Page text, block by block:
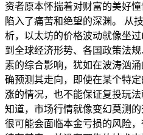
资者原本怀揣着对财富的美好
陷入了痛苦和绝望的深渊。 从
析，以太坊的价格波动就像坐
到全球经济形势、各国政策法
素的综合影响，犹如在波涛汹
确预测其走向，即使在某个特
涨的情况，也不能保证复投玩
知道，市场行情就像变幻莫测
很可能会面临本金亏损的风险